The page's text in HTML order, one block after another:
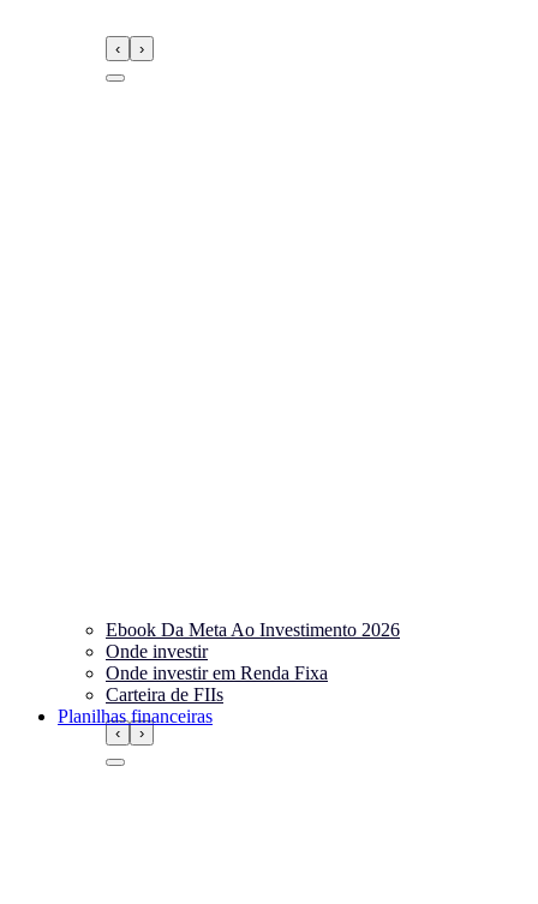
‹ ›
‹ ›
Ebook Da Meta Ao Investimento 2026
Onde investir
Onde investir em Renda Fixa
Carteira de FIIs
Planilhas financeiras